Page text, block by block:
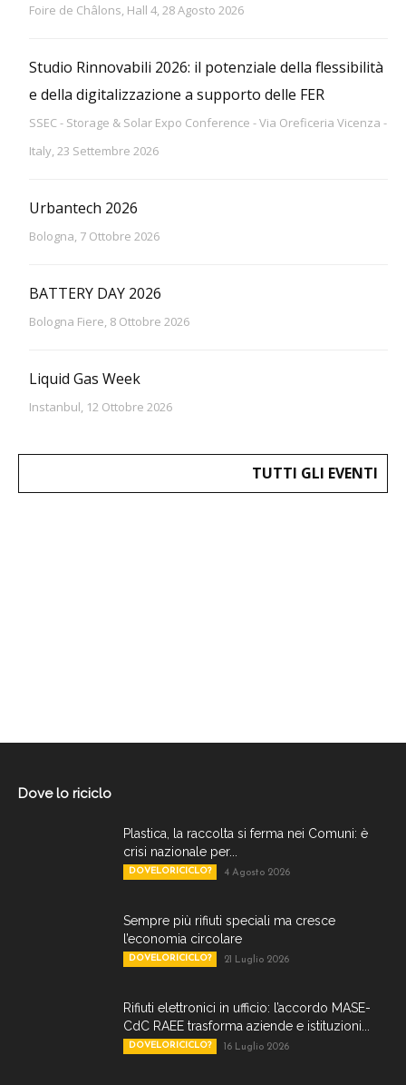
Foire de Châlons, Hall 4, 28 Agosto 2026
Studio Rinnovabili 2026: il potenziale della flessibilità
e della digitalizzazione a supporto delle FER
SSEC - Storage & Solar Expo Conference - Via Oreficeria Vicenza -
Italy, 23 Settembre 2026
Urbantech 2026
Bologna, 7 Ottobre 2026
BATTERY DAY 2026
Bologna Fiere, 8 Ottobre 2026
Liquid Gas Week
Instanbul, 12 Ottobre 2026
TUTTI GLI EVENTI
Dove lo riciclo
Plastica, la raccolta si ferma nei Comuni: è
crisi nazionale per...
DOVELORICICLO? 4 Agosto 2026
Sempre più rifiuti speciali ma cresce
l’economia circolare
DOVELORICICLO? 21 Luglio 2026
Rifiuti elettronici in ufficio: l’accordo MASE-
CdC RAEE trasforma aziende e istituzioni...
DOVELORICICLO? 16 Luglio 2026